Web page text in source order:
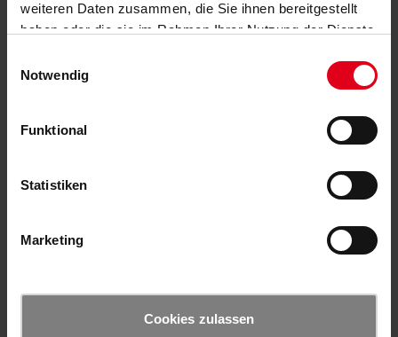
weiteren Daten zusammen, die Sie ihnen bereitgestellt
haben oder die sie im Rahmen Ihrer Nutzung der Dienste
Notwendig
Funktional
Statistiken
Marketing
Cookies zulassen